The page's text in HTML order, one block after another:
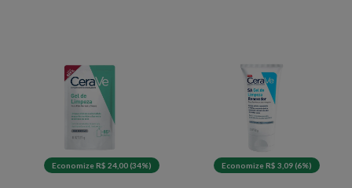
Economize R$ 24,00 (34%) Economize R$ 3,09 (6%)